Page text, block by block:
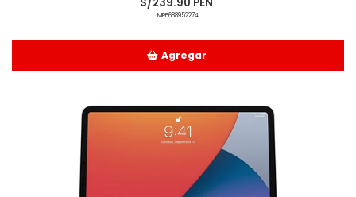
S/239.90 PEN
MPE688952274
Agregar